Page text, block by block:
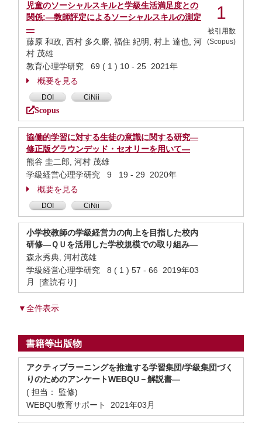
児童のソーシャルスキルと学級生活満足度との
関係:―教師評定によるソーシャルスキルの測定
―
藤原 和政, 西村 多久磨, 福住 紀明, 村上 達也, 河
村 茂雄
教育心理学研究 69 ( 1 ) 10 - 25 2021年
概要を見る
DOI CiNii
Scopus
1
被引用数
(Scopus)
協働的学習に対する生徒の意識に関する研究―
修正版グラウンデッド・セオリーを用いて―
熊谷 圭二郎, 河村 茂雄
学級経営心理学研究 9 19 - 29 2020年
概要を見る
DOI CiNii
小学校教師の学級経営力の向上を目指した校内
研修―ＱＵを活用した学校規模での取り組み―
森永秀典, 河村茂雄
学級経営心理学研究 8 ( 1 ) 57 - 66 2019年03
月 [査読有り]
▼全件表示
書籍等出版物
アクティブラーニングを推進する学習集団/学級集団づく
りのためのアンケートWEBQU－解説書―
( 担当： 監修)
WEBQU教育サポート 2021年03月